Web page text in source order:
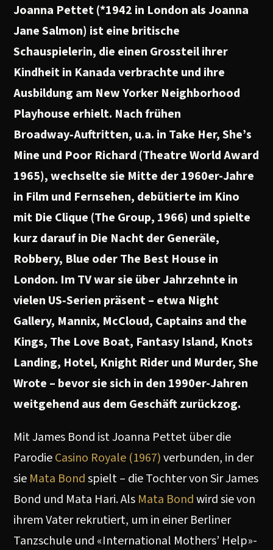
Joanna Pettet (*1942 in London als Joanna
Jane Salmon) ist eine britische
Schauspielerin, die einen Grossteil ihrer
Kindheit in Kanada verbrachte und ihre
Ausbildung am New Yorker Neighborhood
Playhouse erhielt. Nach frühen
Broadway‑Auftritten, u.a. in Take Her, She’s
Mine und Poor Richard (Theatre World Award
1965), wechselte sie Mitte der 1960er-Jahre
in Film und Fernsehen, debütierte im Kino
mit Die Clique (The Group, 1966) und spielte
kurz darauf in Die Nacht der Generäle,
Robbery, Blue oder The Best House in
London. Im TV war sie über Jahrzehnte in
vielen US‑Serien präsent – etwa Night
Gallery, Mannix, McCloud, Captains and the
Kings, The Love Boat, Fantasy Island, Knots
Landing, Hotel, Knight Rider und Murder, She
Wrote – bevor sie sich in den 1990er-Jahren
weitgehend aus dem Geschäft zurückzog.
Mit James Bond ist Joanna Pettet über die
ParodieCasino Royale (1967)verbunden, in der
sie Mata Bondspielt – die Tochter von Sir James
Bond und Mata Hari. Als Mata Bondwird sie von
ihrem Vater rekrutiert, um in einer Berliner
Tanzschule und «International Mothers’ Help»-